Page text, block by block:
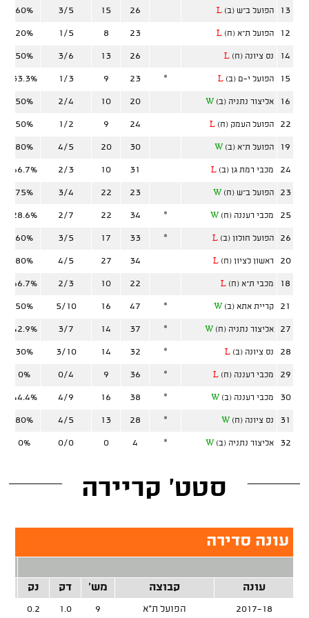
13 הפועל ב"ש (ב) L
26
15
3/5
60%
12 הפועל ת"א (ח) L
23
8
1/5
20%
14 נס ציונה (ח) L
26
13
3/6
50%
15 הפועל י-ם (ב) L
*
23
9
1/3
33.3%
16 אליצור נתניה (ב) W
20
10
2/4
50%
22 הפועל העמק (ח) L
24
9
1/2
50%
19 הפועל ת"א (ב) W
30
20
4/5
80%
24 מכבי רמת גן (ב) L
31
10
2/3
66.7%
23 הפועל ב"ש (ח) W
23
22
3/4
75%
25 מכבי רעננה (ח) W
*
34
22
2/7
28.6%
26 הפועל חולון (ב) L
*
33
17
3/5
60%
20 ראשון לציון (ח) L
34
27
4/5
80%
18 מכבי ת"א (ח) L
22
10
2/3
66.7%
21 קריית אתא (ב) W
*
47
16
5/10
50%
27 אליצור נתניה (ח) W
*
37
14
3/7
42.9%
28 נס ציונה (ב) L
*
32
14
3/10
30%
29 מכבי רעננה (ח) L
*
36
9
0/4
0%
30 מכבי רעננה (ב) W
*
38
16
4/9
44.4%
31 נס ציונה (ח) W
*
28
13
4/5
80%
32 אליצור נתניה (ב) W
*
4
0
0/0
0%
סטט' קריירה
עונה סדירה
עונה
קבוצה מש' דק נק
2017-18 הפועל ת"א 9
1.0
0.2